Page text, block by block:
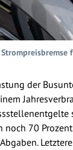
der
70